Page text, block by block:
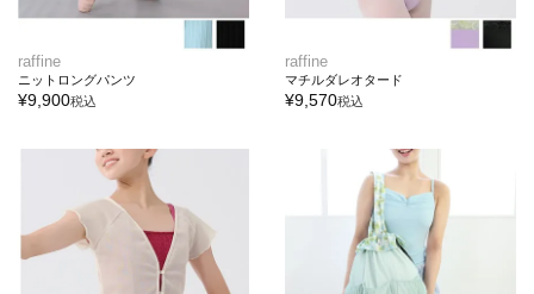
raffine
ニットロングパンツ
¥9,900税込
raffine
マチルダレオタード
¥9,570税込